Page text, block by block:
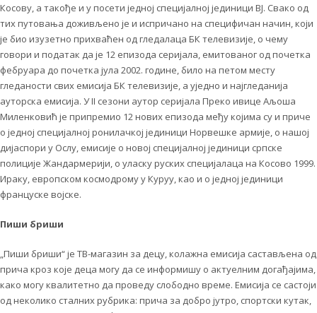
Косову, а такође и у посети једној специјалној јединици ВЈ. Свако од
тих путовања доживљено је и испричано на специфичан начин, који
је био изузетно прихваћен од гледалаца БК телевизије, о чему
говори и податак да је 12 епизода серијала, емитованог од почетка
фебруара до почетка јула 2002. године, било на петом месту
гледаности свих емисија БК телевизије, а уједно и најгледанија
ауторска емисија. У II сезони аутор серијала Преко ивице Аљоша
Миленковић је припремио 12 нових епизода међу којима су и приче
о једној специјалној ронилачкој јединици Норвешке армије, о нашој
дијаспори у Ослу, емисије о новој специјалној јединици српске
полиције Жандармерији, о уласку руских специјалаца на Косово 1999.
Ираку, европском космодрому у Куруу, као и о једној јединици
француске војске.
Пиши бриши
„Пиши бриши“ је ТВ-магазин за децу, колажна емисија састављена од
прича кроз које деца могу да се информишу о актуелним догађајима,
како могу квалитетно да проведу слободно време. Емисија се састоји
од неколико сталних рубрика: прича за добро јутро, спортски кутак,